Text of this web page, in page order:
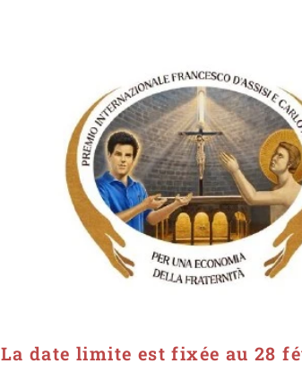
La date limite est fixée au 28